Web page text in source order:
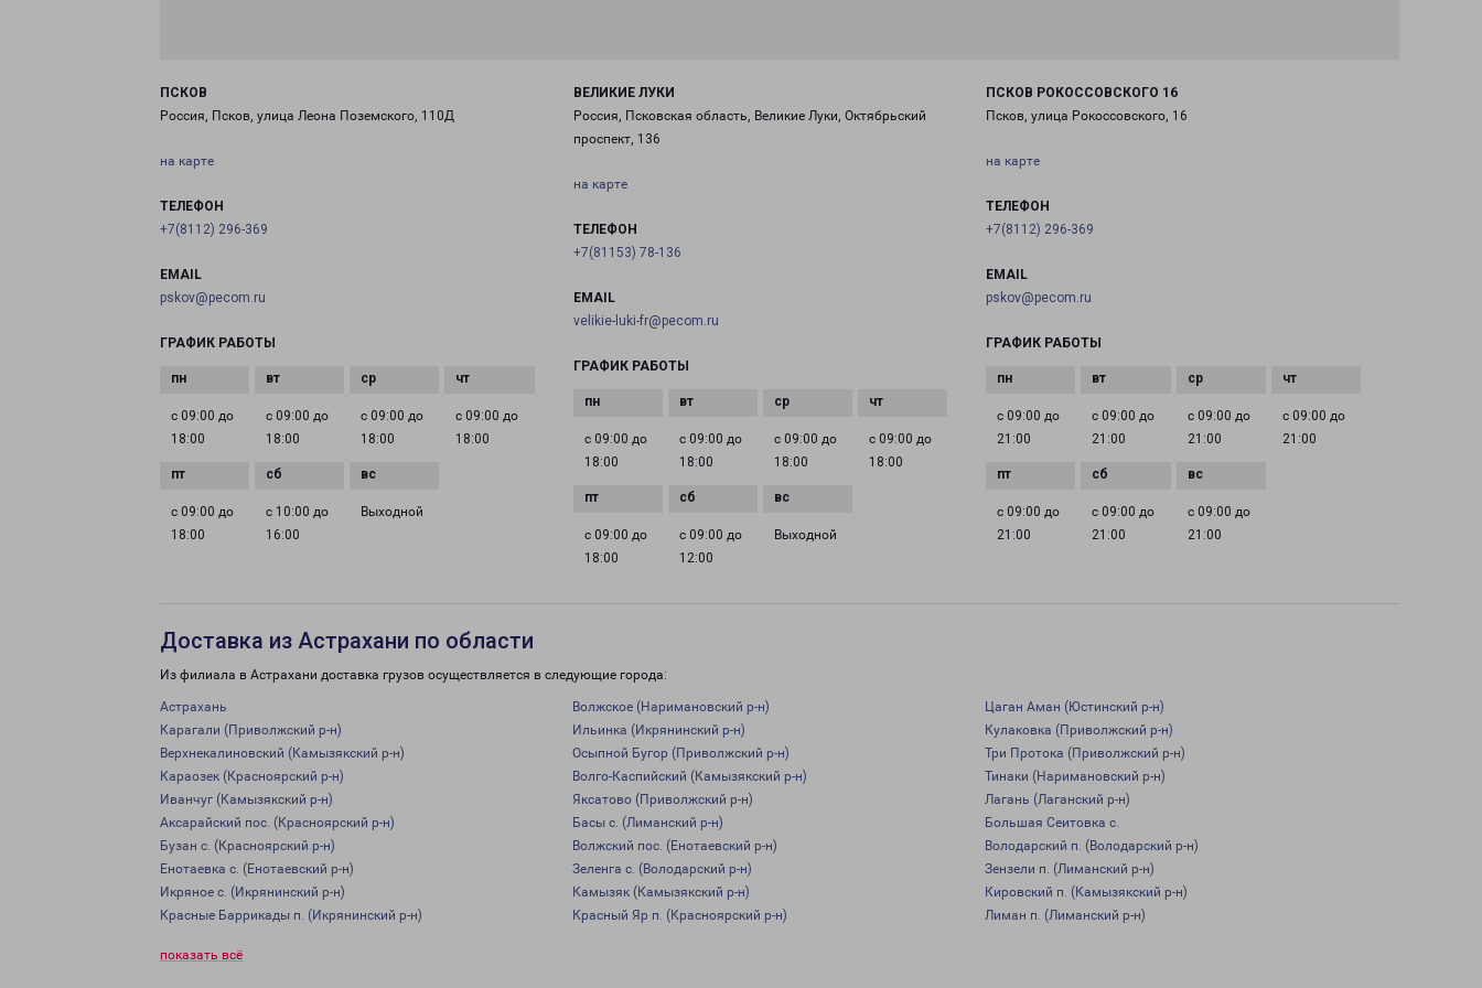
ПСКОВ
Россия, Псков, улица Леона Поземского, 110Д
на карте
ТЕЛЕФОН
+7(8112) 296-369
EMAIL
pskov@pecom.ru
ГРАФИК РАБОТЫ
с 09:00 до
18:00
с 09:00 до
18:00
с 09:00 до
18:00
с 09:00 до
18:00
с 09:00 до
18:00
с 10:00 до
16:00
Выходной
ВЕЛИКИЕ ЛУКИ
Россия, Псковская область, Великие Луки, Октябрьский
проспект, 136
на карте
ТЕЛЕФОН
+7(81153) 78-136
EMAIL
velikie-luki-fr@pecom.ru
ГРАФИК РАБОТЫ
с 09:00 до
18:00
с 09:00 до
18:00
с 09:00 до
18:00
с 09:00 до
18:00
с 09:00 до
18:00
с 09:00 до
12:00
Выходной
ПСКОВ РОКОССОВСКОГО 16
Псков, улица Рокоссовского, 16
на карте
ТЕЛЕФОН
+7(8112) 296-369
EMAIL
pskov@pecom.ru
ГРАФИК РАБОТЫ
с 09:00 до
21:00
с 09:00 до
21:00
с 09:00 до
21:00
с 09:00 до
21:00
с 09:00 до
21:00
с 09:00 до
21:00
с 09:00 до
21:00
Доставка из Астрахани по области
Из филиала в Астрахани доставка грузов осуществляется в следующие города:
Астрахань Волжское (Наримановский р-н)
Цаган Аман (Юстинский р-н)
Карагали (Приволжский р-н)
Ильинка (Икрянинский р-н)
Кулаковка (Приволжский р-н)
Верхнекалиновский (Камызякский р-н)
Осыпной Бугор (Приволжский р-н)
Три Протока (Приволжский р-н)
Караозек (Красноярский р-н)
Волго-Каспийский (Камызякский р-н)
Тинаки (Наримановский р-н)
Иванчуг (Камызякский р-н)
Яксатово (Приволжский р-н)
Лагань (Лаганский р-н)
Аксарайский пос. (Красноярский р-н)
Басы с. (Лиманский р-н)
Большая Сеитовка с.
Бузан с. (Красноярский р-н)
Волжский пос. (Енотаевский р-н)
Володарский п. (Володарский р-н)
Енотаевка с. (Енотаевский р-н)
Зеленга с. (Володарский р-н)
Зензели п. (Лиманский р-н)
Икряное с. (Икрянинский р-н)
Камызяк (Камызякский р-н)
Кировский п. (Камызякский р-н)
Красные Баррикады п. (Икрянинский р-н)
Красный Яр п. (Красноярский р-н) Лиман п. (Лиманский р-н)
показать всё